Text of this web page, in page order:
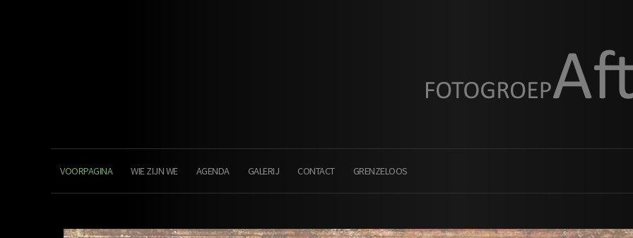
VOORPAGINA WIE ZIJN WE AGENDA GALERIJ CONTACT GRENZELOOS